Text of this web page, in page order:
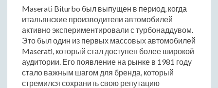
Maserati Biturbo был выпущен в период, когда
итальянские производители автомобилей
активно экспериментировали с турбонаддувом.
Это был один из первых массовых автомобилей
Maserati, который стал доступен более широкой
аудитории. Его появление на рынке в 1981 году
стало важным шагом для бренда, который
стремился сохранить свою репутацию